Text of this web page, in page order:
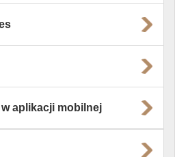
aplikacji mobilnej